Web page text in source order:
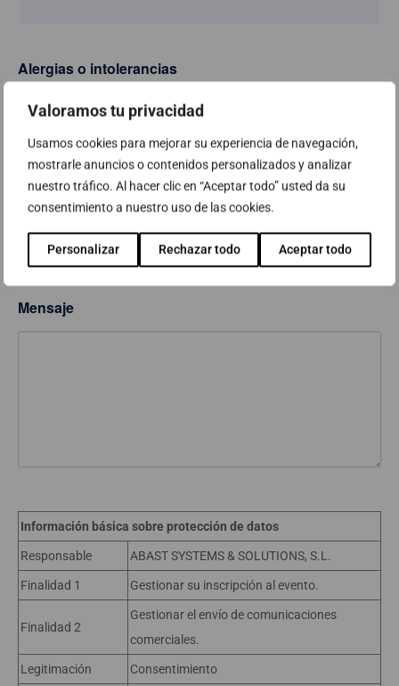
Valoramos tu privacidad
Usamos cookies para mejorar su experiencia de navegación,
mostrarle anuncios o contenidos personalizados y analizar
nuestro tráfico. Al hacer clic en “Aceptar todo” usted da su
consentimiento a nuestro uso de las cookies.
Personalizar Rechazar todo Aceptar todo
Alergias o intolerancias
Asistencia*
—Por favor, elige una opción—
Mensaje
Información básica sobre protección de datos
Responsable ABAST SYSTEMS & SOLUTIONS, S.L.
Finalidad 1 Gestionar su inscripción al evento.
Finalidad 2
Gestionar el envío de comunicaciones
comerciales.
Legitimación Consentimiento